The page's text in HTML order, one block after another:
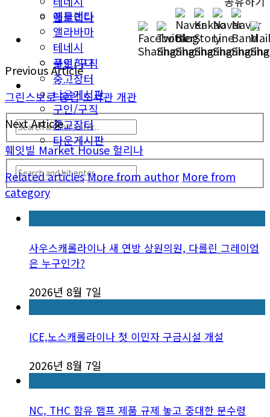
플로리다
생활안내
구인/구직
중고장터
타운게시판
애틀랜타
앨라바마
테네시
플로리다
생활안내
구인/구직
중고장터
타운게시판
Previous Article
그린스보로 공립 도서관 개관
Next Article
훼잇빌 Market House 헐리나
Related articlesMore from author More from
category
사우스캐롤라이나 새 연방 상원의원, 다를린 그레이엄
은 누구인가?
2026년 8월 7일
ICE,노스캐롤라이나 첫 이민자 구금시설 개설
2026년 8월 7일
NC, THC 함유 햄프 제품 규제 놓고 중대한 분수령